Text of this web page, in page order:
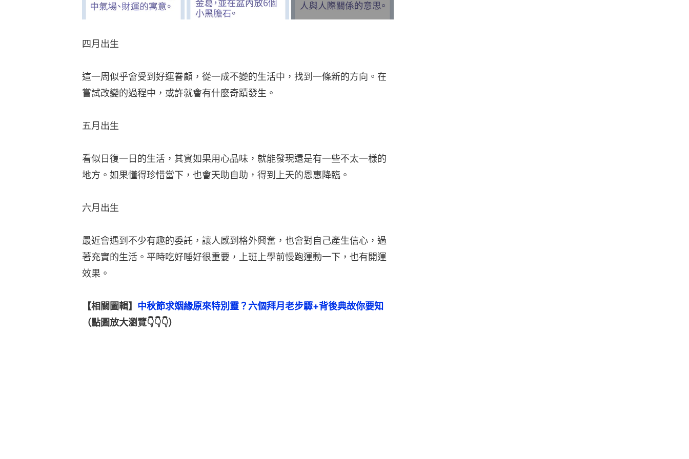
四月出生
這一周似乎會受到好運眷顧，從一成不變的生活中，找到一條新的方向。在
嘗試改變的過程中，或許就會有什麼奇蹟發生。
五月出生
看似日復一日的生活，其實如果用心品味，就能發現還是有一些不太一樣的
地方。如果懂得珍惜當下，也會天助自助，得到上天的恩惠降臨。
六月出生
最近會遇到不少有趣的委託，讓人感到格外興奮，也會對自己產生信心，過
著充實的生活。平時吃好睡好很重要，上班上學前慢跑運動一下，也有開運
效果。
【相關圖輯】 中秋節求姻緣原來特別靈？六個拜月老步驟+背後典故你要知
（點圖放大瀏覽👇👇👇）